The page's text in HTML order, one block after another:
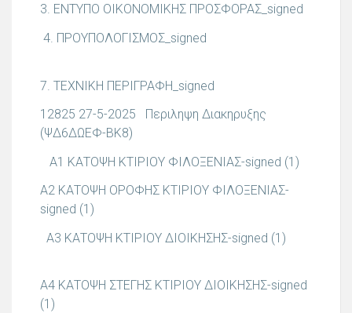
3. ΕΝΤΥΠΟ ΟΙΚΟΝΟΜΙΚΗΣ ΠΡΟΣΦΟΡΑΣ_signed
4. ΠΡΟΥΠΟΛΟΓΙΣΜΟΣ_signed
7. ΤΕΧΝΙΚΗ ΠΕΡΙΓΡΑΦΗ_signed
12825 27-5-2025 Περιληψη Διακηρυξης
(ΨΔ6ΔΩΕΦ-ΒΚ8)
Α1 ΚΑΤΟΨΗ ΚΤΙΡΙΟΥ ΦΙΛΟΞΕΝΙΑΣ-signed (1)
Α2 ΚΑΤΟΨΗ ΟΡΟΦΗΣ ΚΤΙΡΙΟΥ ΦΙΛΟΞΕΝΙΑΣ-
signed (1)
Α3 ΚΑΤΟΨΗ ΚΤΙΡΙΟΥ ΔΙΟΙΚΗΣΗΣ-signed (1)
Α4 ΚΑΤΟΨΗ ΣΤΕΓΗΣ ΚΤΙΡΙΟΥ ΔΙΟΙΚΗΣΗΣ-signed
(1)